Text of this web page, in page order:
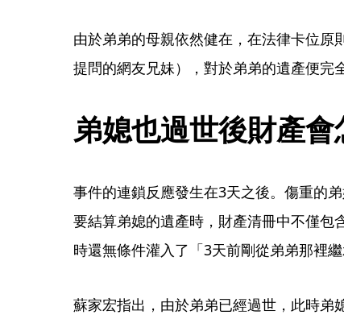
由於弟弟的母親依然健在，在法律卡位原
提問的網友兄妹），對於弟弟的遺產便完
弟媳也過世後財產會
事件的連鎖反應發生在3天之後。傷重的
要結算弟媳的遺產時，財產清冊中不僅包
時還無條件灌入了「3天前剛從弟弟那裡繼
蘇家宏指出，由於弟弟已經過世，此時弟